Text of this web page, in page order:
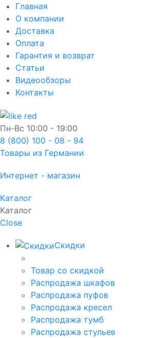
Главная
О компании
Доставка
Оплата
Гарантия и возврат
Статьи
Видеообзоры
Контакты
Пн-Вс 10:00 - 19:00
8 (800) 100 - 08 - 94
Товары из Германии
Интернет - магазин
Каталог
Каталог
Close
Скидки
Товар со скидкой
Распродажа шкафов
Распродажа пуфов
Распродажа кресел
Распродажа тумб
Распродажа стульев